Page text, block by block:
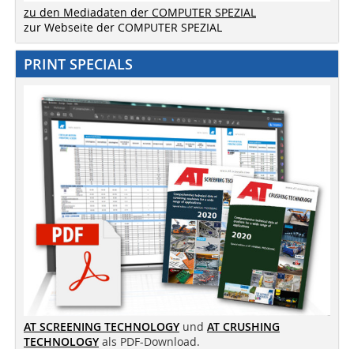
zu den Mediadaten der COMPUTER SPEZIAL
zur Webseite der COMPUTER SPEZIAL
PRINT SPECIALS
AT SCREENING TECHNOLOGY und AT CRUSHING
TECHNOLOGY als PDF-Download.